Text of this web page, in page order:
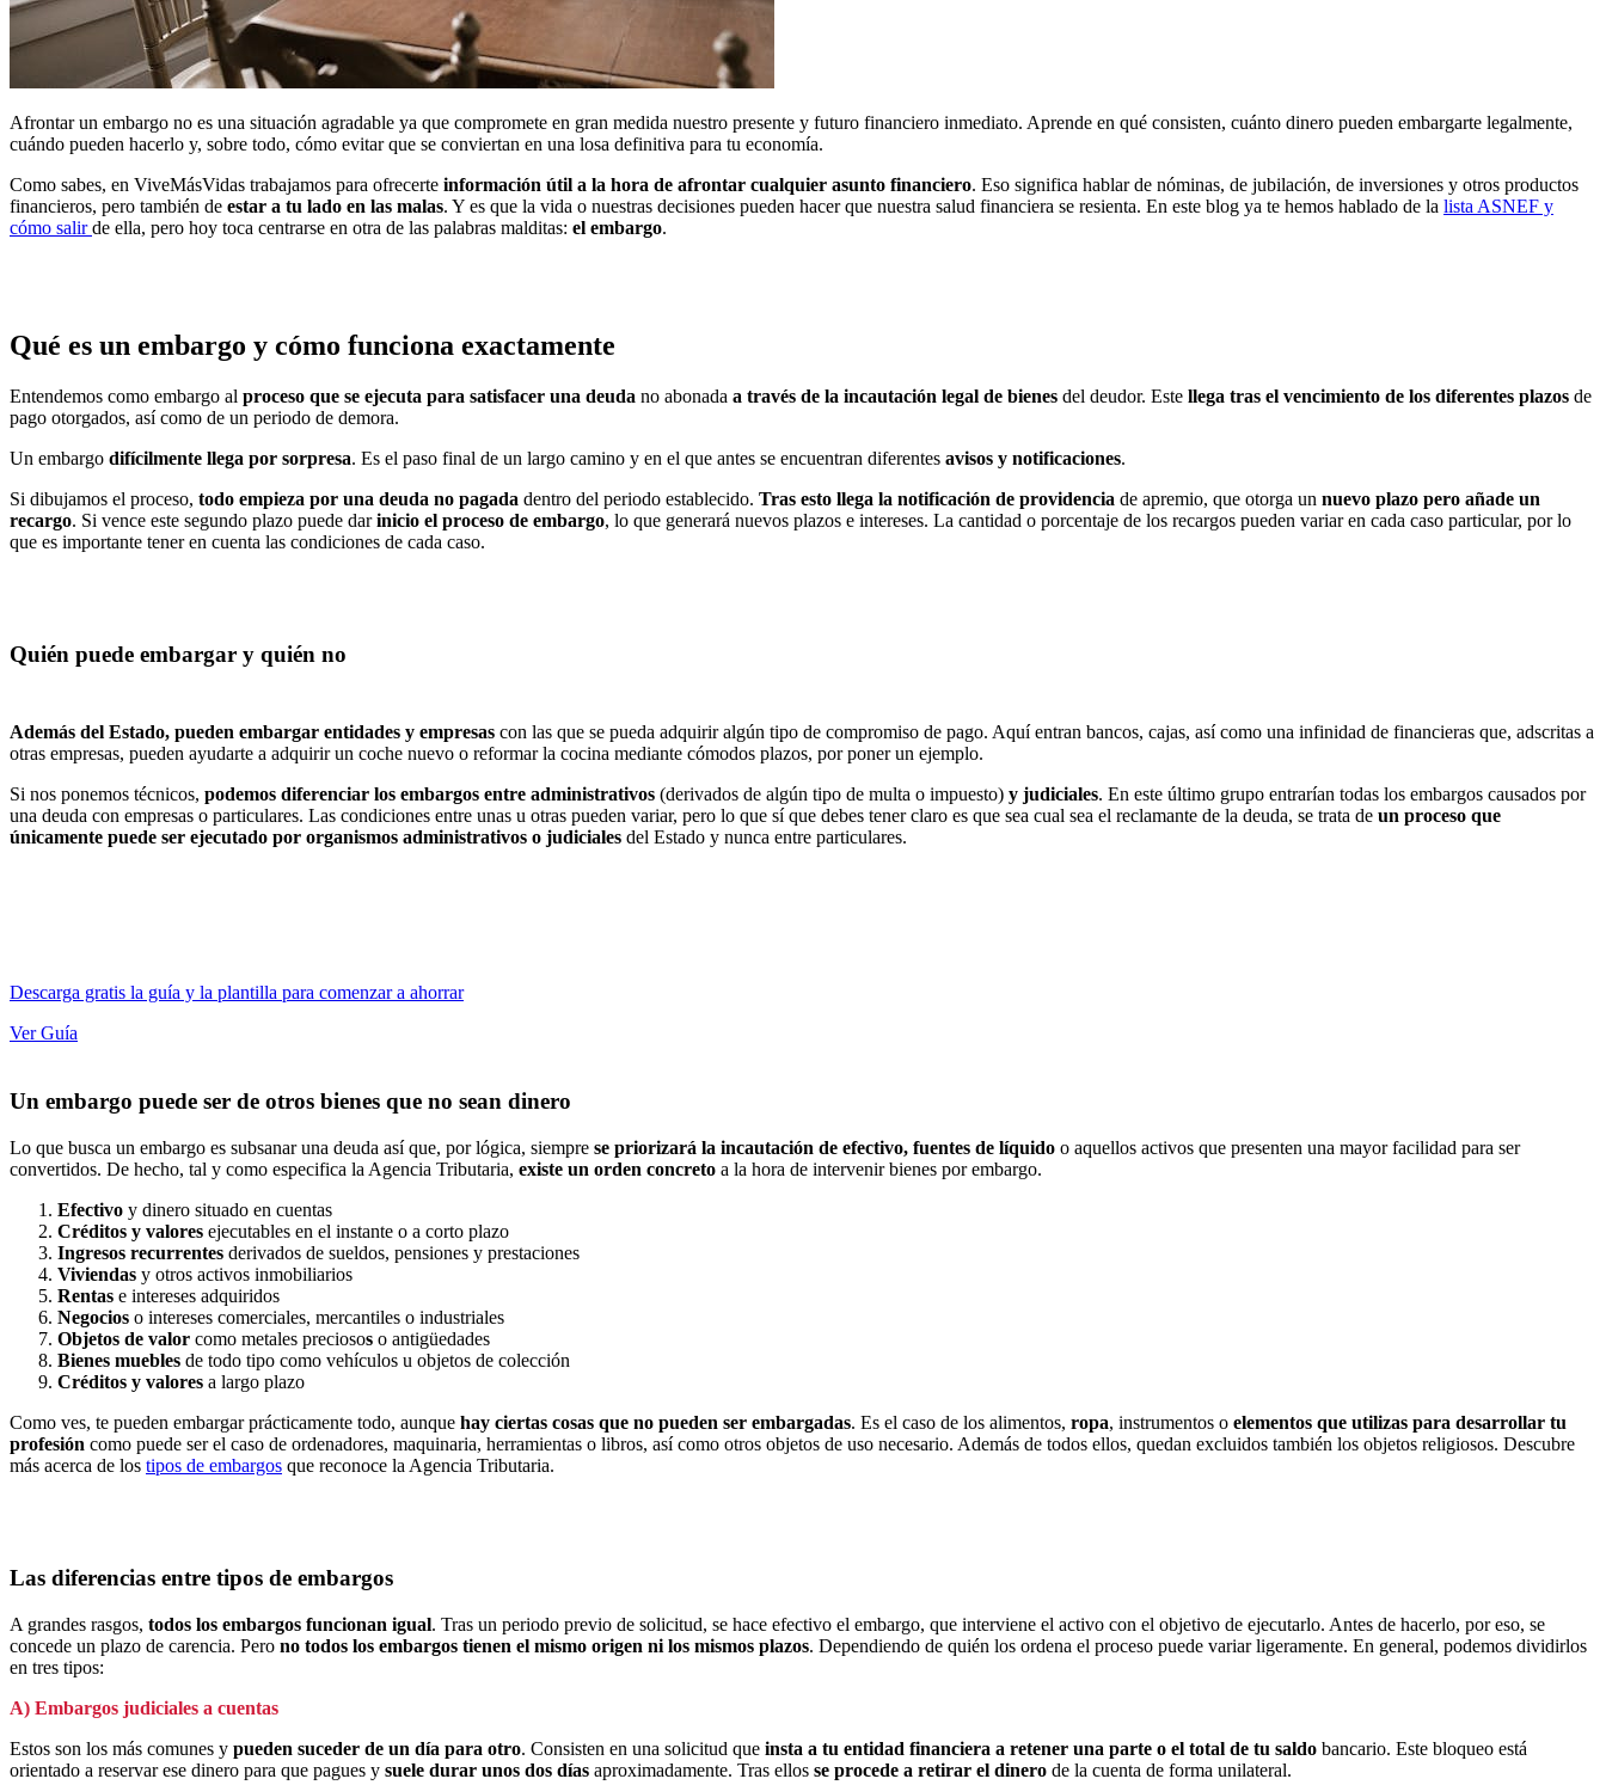
Afrontar un embargo no es una situación agradable ya que compromete en gran medida nuestro presente y futuro financiero inmediato. Aprende en qué consisten, cuánto dinero pueden embargarte legalmente,
cuándo pueden hacerlo y, sobre todo, cómo evitar que se conviertan en una losa definitiva para tu economía.
Como sabes, en ViveMásVidas trabajamos para ofrecerte información útil a la hora de afrontar cualquier asunto financiero. Eso significa hablar de nóminas, de jubilación, de inversiones y otros productos
financieros, pero también de estar a tu lado en las malas. Y es que la vida o nuestras decisiones pueden hacer que nuestra salud financiera se resienta. En este blog ya te hemos hablado de la lista ASNEF y
cómo salirde ella, pero hoy toca centrarse en otra de las palabras malditas: el embargo.
Qué es un embargo y cómo funciona exactamente
Entendemos como embargo al proceso que se ejecuta para satisfacer una deuda no abonada a través de la incautación legal de bienes del deudor. Este llega tras el vencimiento de los diferentes plazos de
pago otorgados, así como de un periodo de demora.
Un embargo difícilmente llega por sorpresa. Es el paso final de un largo camino y en el que antes se encuentran diferentes avisos y notificaciones.
Si dibujamos el proceso, todo empieza por una deuda no pagada dentro del periodo establecido. Tras esto llega la notificación de providencia de apremio, que otorga un nuevo plazo pero añade un
recargo. Si vence este segundo plazo puede darinicio el proceso de embargo, lo que generará nuevos plazos e intereses. La cantidad o porcentaje de los recargos pueden variar en cada caso particular, por lo
que es importante tener en cuenta las condiciones de cada caso.
Quién puede embargar y quién no
Además del Estado, pueden embargar entidades y empresas con las que se pueda adquirir algún tipo de compromiso de pago. Aquí entran bancos, cajas, así como una infinidad de financieras que, adscritas a
otras empresas, pueden ayudarte a adquirir un coche nuevo o reformar la cocina mediante cómodos plazos, por poner un ejemplo.
Si nos ponemos técnicos, podemos diferenciar los embargos entre administrativos (derivados de algún tipo de multa o impuesto) y judiciales. En este último grupo entrarían todas los embargos causados por
una deuda con empresas o particulares. Las condiciones entre unas u otras pueden variar, pero lo que sí que debes tener claro es que sea cual sea el reclamante de la deuda, se trata de un proceso que
únicamente puede ser ejecutado por organismos administrativos o judiciales del Estado y nunca entre particulares.
Descarga gratis la guía y la plantilla para comenzar a ahorrar
Ver Guía
Un embargo puede ser de otros bienes que no sean dinero
Lo que busca un embargo es subsanar una deuda así que, por lógica, siempre se priorizará la incautación de efectivo, fuentes de líquido o aquellos activos que presenten una mayor facilidad para ser
convertidos. De hecho, tal y como especifica la Agencia Tributaria, existe un orden concreto a la hora de intervenir bienes por embargo.
Efectivo y dinero situado en cuentas
Créditos y valores ejecutables en el instante o a corto plazo
Ingresos recurrentes derivados de sueldos, pensiones y prestaciones
Viviendas y otros activos inmobiliarios
Rentas e intereses adquiridos
Negocios o intereses comerciales, mercantiles o industriales
Objetos de valor como metales preciosos o antigüedades
Bienes muebles de todo tipo como vehículos u objetos de colección
Créditos y valores a largo plazo
Como ves, te pueden embargar prácticamente todo, aunque hay ciertas cosas que no pueden ser embargadas. Es el caso de los alimentos, ropa, instrumentos o elementos que utilizas para desarrollar tu
profesión como puede ser el caso de ordenadores, maquinaria, herramientas o libros, así como otros objetos de uso necesario. Además de todos ellos, quedan excluidos también los objetos religiosos. Descubre
más acerca de los tipos de embargos que reconoce la Agencia Tributaria.
Las diferencias entre tipos de embargos
A grandes rasgos, todos los embargos funcionan igual. Tras un periodo previo de solicitud, se hace efectivo el embargo, que interviene el activo con el objetivo de ejecutarlo. Antes de hacerlo, por eso, se
concede un plazo de carencia. Pero no todos los embargos tienen el mismo origen ni los mismos plazos. Dependiendo de quién los ordena el proceso puede variar ligeramente. En general, podemos dividirlos
en tres tipos:
A) Embargos judiciales a cuentas
Estos son los más comunes y pueden suceder de un día para otro. Consisten en una solicitud que insta a tu entidad financiera a retener una parte o el total de tu saldo bancario. Este bloqueo está
orientado a reservar ese dinero para que pagues y suele durar unos dos días aproximadamente. Tras ellos se procede a retirar el dinero de la cuenta de forma unilateral.